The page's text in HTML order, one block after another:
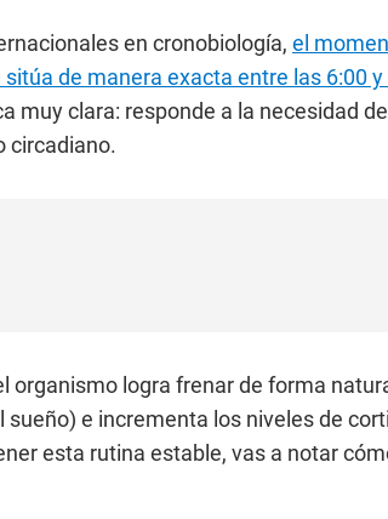
en cronobiología, el
de manera exacta entre las 6:00
muy clara: responde a la necesidad
circadiano.
organismo logra frenar de forma
e incrementa los niveles de
esta rutina estable, vas a notar